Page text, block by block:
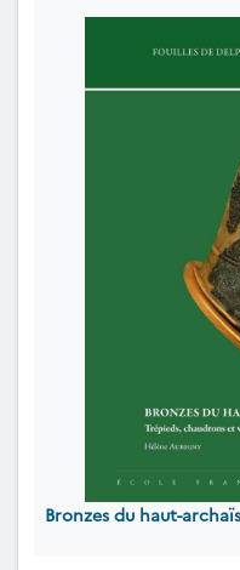
Bronzes du haut-